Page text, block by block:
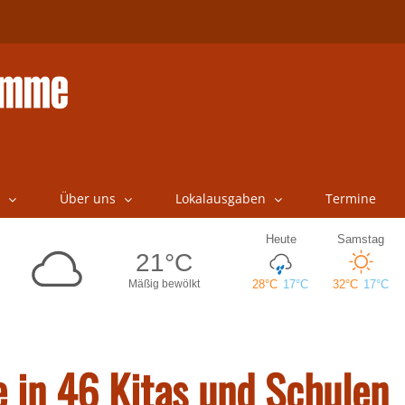
Über uns Lokalausgaben Termine
in 46 Kitas und Schulen